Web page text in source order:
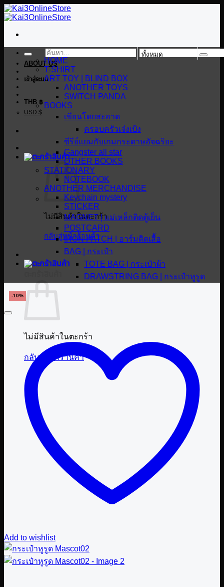
ข้าม
ไป
เนื้อหา
ค้นหา:
ABOUT US
เข้าสู่ระบบ
THB ฿
USD $
ไม่มีสินค้าในตะกร้า
กลับสู่หน้าร้านค้า
ไม่มีสินค้าในตะกร้า
กลับสู่หน้าร้านค้า
HOME
T-SHIRT
ART TOY | BLIND BOX
ANOTHER TOYS
SWITCH PANDA
BOOKS
เขียนโดยสะอาด
ครอบครัวเจ๋งเป้ง
ซีรีย์แยมกับเกมกระดาษอัจฉริยะ
Gangster all star
OTHER BOOKS
STATIONARY
NOTEBOOK
ANOTHER MERCHANDISE
Keychain mystery
STICKER
MAGNET | แม่เหล็กติดตู้เย็น
POSTCARD
IRON PATCH | อาร์มติดเสื้อ
BAG | กระเป๋า
TOTE BAG | กระเป๋าผ้า
DRAWSTRING BAG | กระเป๋าหูรูด
-10%
Add to wishlist